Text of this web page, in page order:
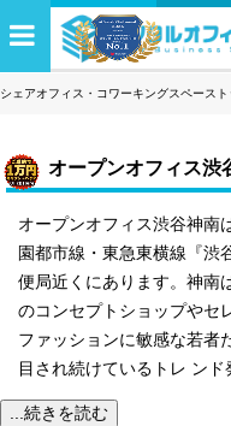
シェアオフィス・コワーキングスペースト
オープンオフィス渋
オープンオフィス渋谷神南
園都市線・東急東横線『渋
便局近くにあります。神南
のコンセプトショップやセ
ファッションに敏感な若者
目され続けているトレ ンド
...続きを読む